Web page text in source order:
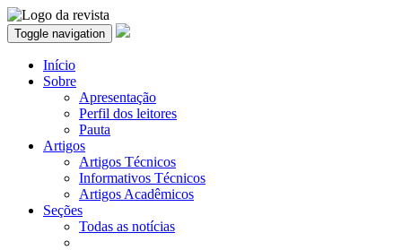
Toggle navigation
Início
Sobre
Apresentação
Perfil dos leitores
Pauta
Artigos
Artigos Técnicos
Informativos Técnicos
Artigos Acadêmicos
Seções
Todas as notícias